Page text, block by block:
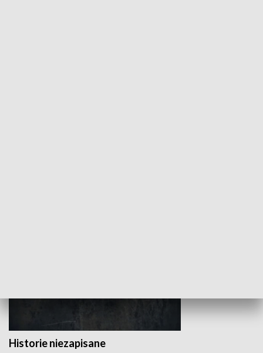
Historie niezapisane